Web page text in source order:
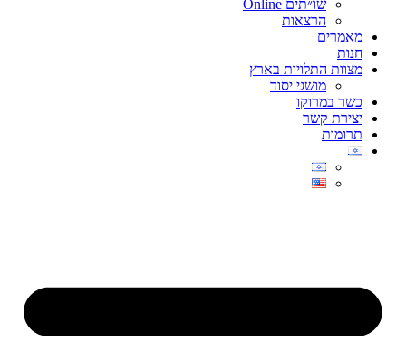
שו״תים Online
הרצאות
מאמרים
חנות
מצוות התלויות בארץ
מושגי יסוד
כשר במרוקו
יצירת קשר
תרומות